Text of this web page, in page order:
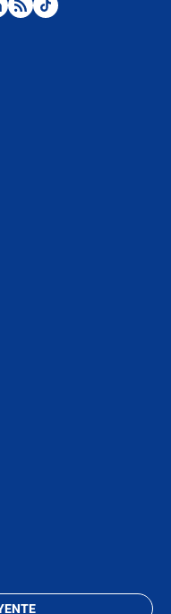
hasta infecciones: